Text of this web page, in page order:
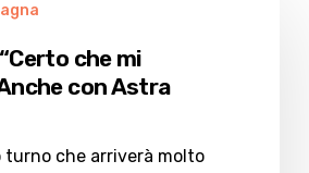
che mi
con Astra
turno che arriverà molto